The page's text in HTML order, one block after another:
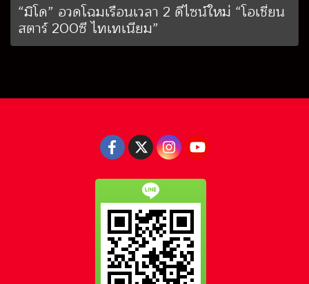
“มิโด” อวดโฉมเรือนเวลา 2 ดีไซน์ใหม่ “โอเชี่ยน
สตาร์ 200ซี ไทเทเนียม”